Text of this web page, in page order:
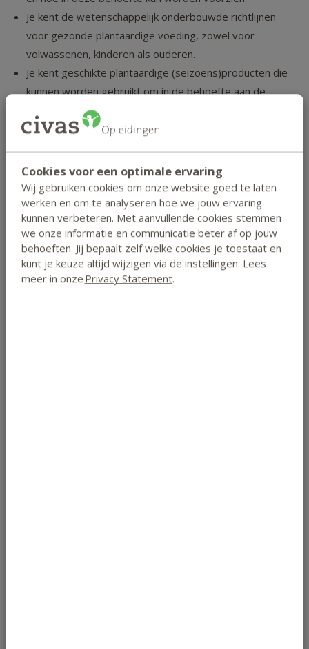
Cookies voor een optimale ervaring
Wij gebruiken cookies om onze website goed te laten
werken en om te analyseren hoe we jouw ervaring
kunnen verbeteren. Met aanvullende cookies stemmen
we onze informatie en communicatie beter af op jouw
behoeften. Jij bepaalt zelf welke cookies je toestaat en
kunt je keuze altijd wijzigen via de instellingen. Lees
meer in onze Privacy Statement.
Je kent de wetenschappelijk onderbouwde richtlijnen
voor gezonde plantaardige voeding, zowel voor
volwassenen, kinderen als ouderen.
Je kent geschikte plantaardige (seizoens)producten die
kunnen worden gebruikt om in de behoefte aan de
macro- en micronutriënten te voorzien.
Je kan volwaardige plantaardige maaltijden, dagmenu’s
naar de mate waarin de cliënt plantaardig eet.
Je kan een anamnese met een cliënt uitvoeren, een
intakegesprek houden en antropometrische metingen
verrichten.
Je kan het voedings(gedrag)patroon van de cliënt in
kaart brengen.
Je kan een voedingsanalyse uitvoeren en de resultaten